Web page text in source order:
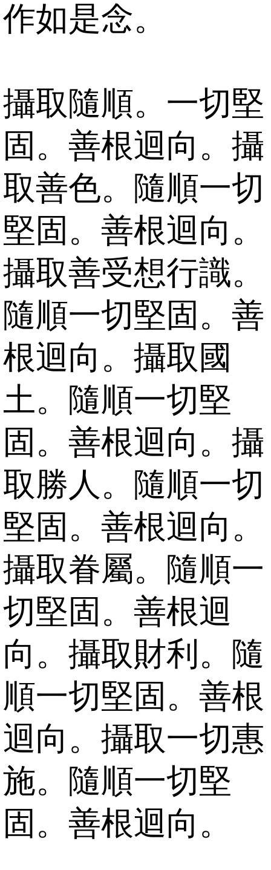
作如是念。
攝取隨順。一切堅
固。善根迴向。攝
取善色。隨順一切
堅固。善根迴向。
攝取善受想行識。
隨順一切堅固。善
根迴向。攝取國
土。隨順一切堅
固。善根迴向。攝
取勝人。隨順一切
堅固。善根迴向。
攝取眷屬。隨順一
切堅固。善根迴
向。攝取財利。隨
順一切堅固。善根
迴向。攝取一切惠
施。隨順一切堅
固。善根迴向。